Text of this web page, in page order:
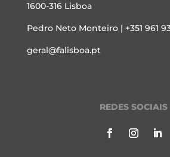
1600-316 Lisboa
Pedro Neto Monteiro | +351 961
geral@falisboa.pt
REDES SOCIAIS